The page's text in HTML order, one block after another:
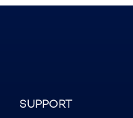
SUPPORT